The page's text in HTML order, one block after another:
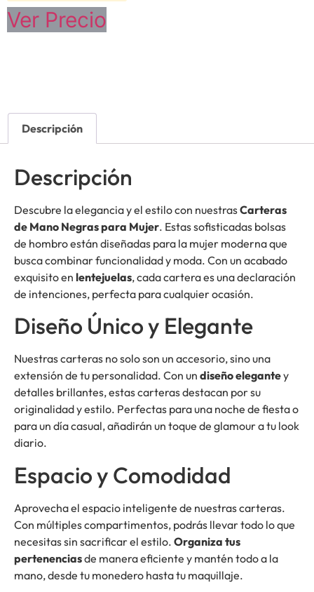
Ver Precio
Descripción
Descripción
Descubre la elegancia y el estilo con nuestrasCarteras
de Mano Negras para Mujer. Estas sofisticadas bolsas
de hombro están diseñadas para la mujer moderna que
busca combinar funcionalidad y moda. Con un acabado
exquisito en lentejuelas, cada cartera es una declaración
de intenciones, perfecta para cualquier ocasión.
Diseño Único y Elegante
Nuestras carteras no solo son un accesorio, sino una
extensión de tu personalidad. Con un diseño elegantey
detalles brillantes, estas carteras destacan por su
originalidad y estilo. Perfectas para una noche de fiesta o
para un día casual, añadirán un toque de glamour a tu look
diario.
Espacio y Comodidad
Aprovecha el espacio inteligente de nuestras carteras.
Con múltiples compartimentos, podrás llevar todo lo que
necesitas sin sacrificar el estilo. Organiza tus
pertenenciasde manera eficiente y mantén todo a la
mano, desde tu monedero hasta tu maquillaje.